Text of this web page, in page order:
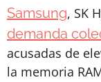
Samsung, SK
demanda
acusadas de
la memoria